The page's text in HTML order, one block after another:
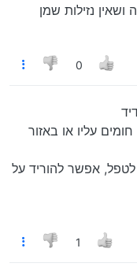
נזילות שמן
0
עליו או באזור
אפשר להוריד על
1